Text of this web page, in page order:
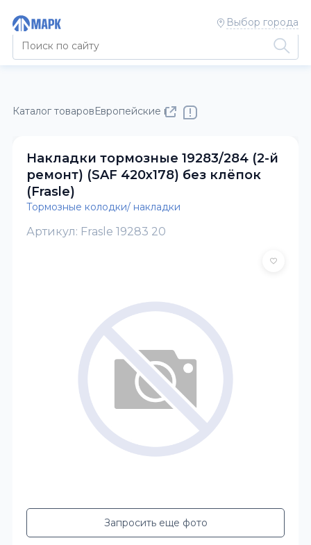
Выбор города
Каталог товаровЕвропейские полуприцепы и тягачи
Накладки тормозные 19283/284 (2-й
ремонт) (SAF 420х178) без клёпок
(Frasle)
Тормозные колодки/ накладки
Артикул: Frasle 19283 20
Запросить еще фото